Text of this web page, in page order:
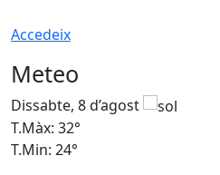
Accedeix
Meteo
Dissabte, 8 d’agost
T.Màx: 32°
T.Min: 24°